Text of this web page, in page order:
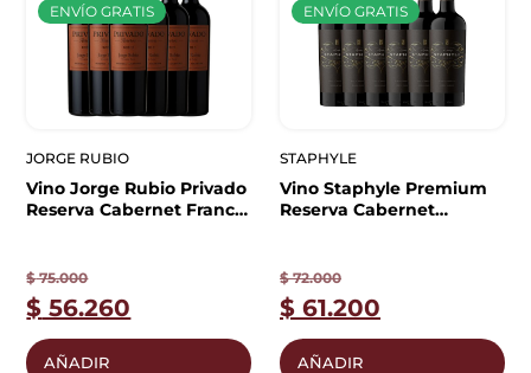
ENVÍO GRATIS
JORGE RUBIO
Vino Jorge Rubio Privado
Reserva Cabernet Franc
$75.000
$ 56.260
AÑADIR
ENVÍO GRATIS
STAPHYLE
Vino Staphyle Premium
Reserva Cabernet
$72.000
$ 61.200
AÑADIR